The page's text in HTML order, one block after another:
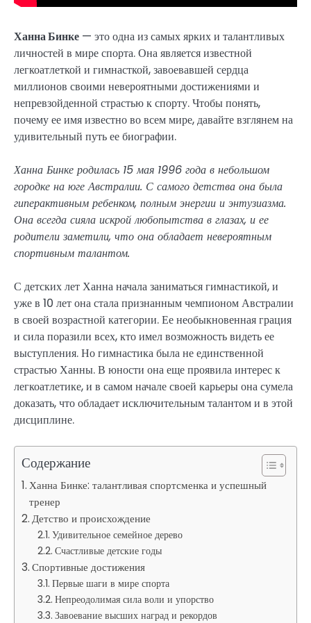
Ханна Бинке — это одна из самых ярких и талантливых
личностей в мире спорта. Она является известной
легкоатлеткой и гимнасткой, завоевавшей сердца
миллионов своими невероятными достижениями и
непревзойденной страстью к спорту. Чтобы понять,
почему ее имя известно во всем мире, давайте взглянем на
удивительный путь ее биографии.
Ханна Бинке родилась 15 мая 1996 года в небольшом
городке на юге Австралии. С самого детства она была
гиперактивным ребенком, полным энергии и энтузиазма.
Она всегда сияла искрой любопытства в глазах, и ее
родители заметили, что она обладает невероятным
спортивным талантом.
С детских лет Ханна начала заниматься гимнастикой, и
уже в 10 лет она стала признанным чемпионом Австралии
в своей возрастной категории. Ее необыкновенная грация
и сила поразили всех, кто имел возможность видеть ее
выступления. Но гимнастика была не единственной
страстью Ханны. В юности она еще проявила интерес к
легкоатлетике, и в самом начале своей карьеры она сумела
доказать, что обладает исключительным талантом и в этой
дисциплине.
Содержание
Ханна Бинке: талантливая спортсменка и успешный
тренер
Детство и происхождение
Удивительное семейное дерево
Счастливые детские годы
Спортивные достижения
Первые шаги в мире спорта
Непреодолимая сила воли и упорство
Завоевание высших наград и рекордов